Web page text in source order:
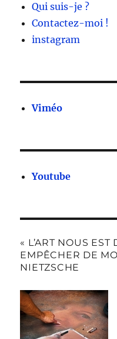
Qui suis-je ?
Contactez-moi !
instagram
Viméo
Youtube
« L’ART NOUS
EMPÊCHER DE
NIETZSCHE